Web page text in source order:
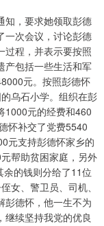
知，要求她领取彭德
一次会议，讨论彭德
过程，并表示要按照
产包括一些生活和军
元。按照彭德怀
乌石小学。组织在彭
1000元的经费和460
怀补交了党费5540
元支持彭德怀家乡的
帮助贫困家庭，另外
的钱则分给了11位
女、警卫员、司机、
彭德怀，他一生不为
继续坚持我党的优良